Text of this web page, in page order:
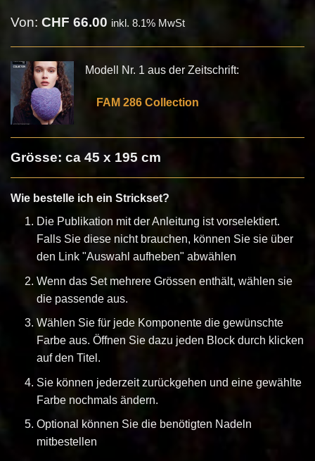
Von: CHF 66.00 inkl. 8.1% MwSt
Modell Nr. 1 aus der Zeitschrift:
FAM 286 Collection
Grösse: ca 45 x 195 cm
Wie bestelle ich ein Strickset?
Die Publikation mit der Anleitung ist vorselektiert.
Falls Sie diese nicht brauchen, können Sie sie über
den Link "Auswahl aufheben" abwählen
Wenn das Set mehrere Grössen enthält, wählen sie
die passende aus.
Wählen Sie für jede Komponente die gewünschte
Farbe aus. Öffnen Sie dazu jeden Block durch klicken
auf den Titel.
Sie können jederzeit zurückgehen und eine gewählte
Farbe nochmals ändern.
Optional können Sie die benötigten Nadeln
mitbestellen